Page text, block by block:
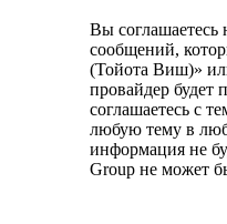
Вы
сообщений,
(Тойота Виш)»
провайдер будет
соглашаетесь с
любую тему в
информация не
Group не может